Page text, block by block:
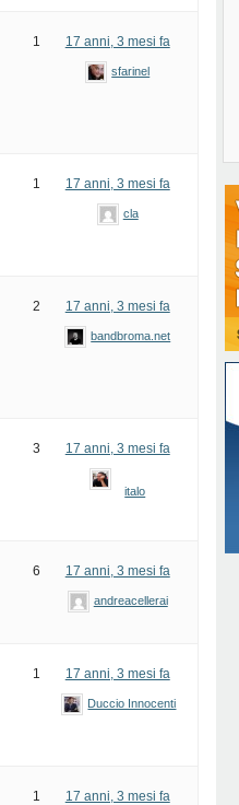
1 17 anni, 3 mesi fa
sfarinel
1 17 anni, 3 mesi fa
cla
2 17 anni, 3 mesi fa
bandbroma.net
3 17 anni, 3 mesi fa
italo
6 17 anni, 3 mesi fa
andreacellerai
1 17 anni, 3 mesi fa
Duccio Innocenti
1 17 anni, 3 mesi fa